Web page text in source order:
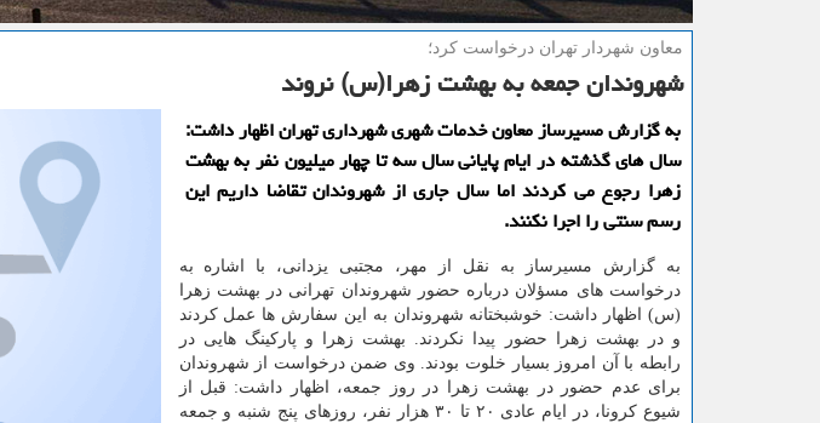
معاون شهردار تهران درخواست كرد؛
شهروندان جمعه به بهشت زهرا(س) نروند
به گزارش مسیرساز معاون خدمات شهری شهرداری تهران اظهار داشت:
سال های گذشته در ایام پایانی سال سه تا چهار میلیون نفر به بهشت
زهرا رجوع می كردند اما سال جاری از شهروندان تقاضا داریم این
رسم سنتی را اجرا نكنند.
به گزارش مسیرساز به نقل از مهر، مجتبی یزدانی، با اشاره به
درخواست های مسؤلان درباره حضور شهروندان تهرانی در بهشت زهرا
(س) اظهار داشت: خوشبختانه شهروندان به این سفارش ها عمل كردند
و در بهشت زهرا حضور پیدا نكردند. بهشت زهرا و پاركینگ هایی در
رابطه با آن امروز بسیار خلوت بودند. وی ضمن درخواست از شهروندان
برای عدم حضور در بهشت زهرا در روز جمعه، اظهار داشت: قبل از
شیوع كرونا، در ایام عادی ۲۰ تا ۳۰ هزار نفر، روزهای پنج شنبه و جمعه